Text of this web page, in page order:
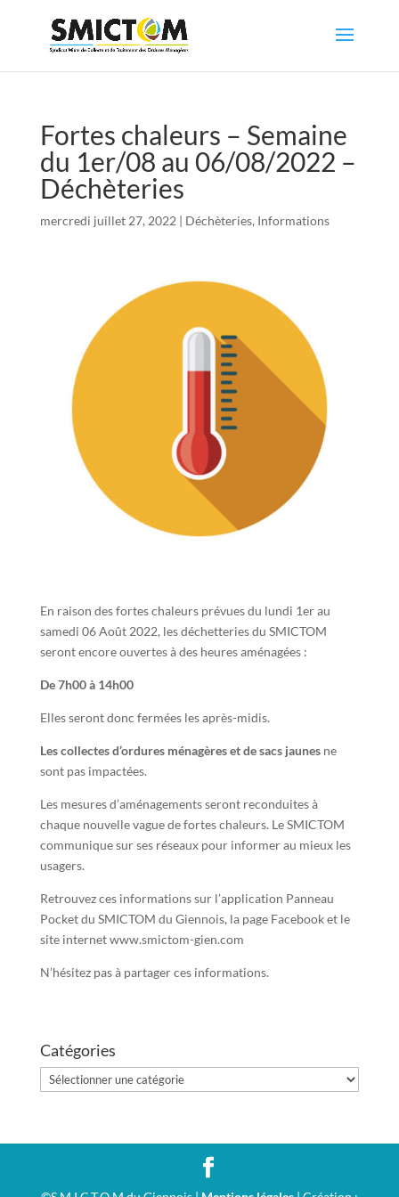
Fortes chaleurs – Semaine
du 1er/08 au 06/08/2022 –
Déchèteries
mercredi juillet 27, 2022 | Déchèteries, Informations
En raison des fortes chaleurs prévues du lundi 1er au
samedi 06 Août 2022, les déchetteries du SMICTOM
seront encore ouvertes à des heures aménagées :
De 7h00 à 14h00
Elles seront donc fermées les après-midis.
Les collectes d’ordures ménagères et de sacs jaunes ne
sont pas impactées.
Les mesures d’aménagements seront reconduites à
chaque nouvelle vague de fortes chaleurs. Le SMICTOM
communique sur ses réseaux pour informer au mieux les
usagers.
Retrouvez ces informations sur l’application Panneau
Pocket du SMICTOM du Giennois, la page Facebook et le
site internet www.smictom-gien.com
N’hésitez pas à partager ces informations.
Catégories
Catégories